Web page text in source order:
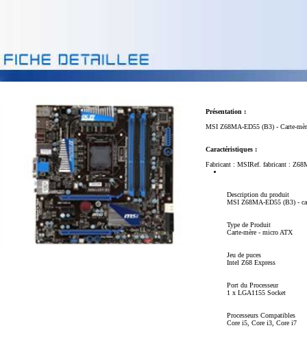
Présentation :
MSI Z68MA-ED55 (B3) - Carte-
Caractéristiques :
Fabricant : MSIRef. fabricant :
Description du produit
MSI Z68MA-ED55 (B3) -
Type de Produit
Carte-mère - micro ATX
Jeu de puces
Intel Z68 Express
Port du Processeur
1 x LGA1155 Socket
Processeurs Compatibles
Core i5, Core i3, Core i7